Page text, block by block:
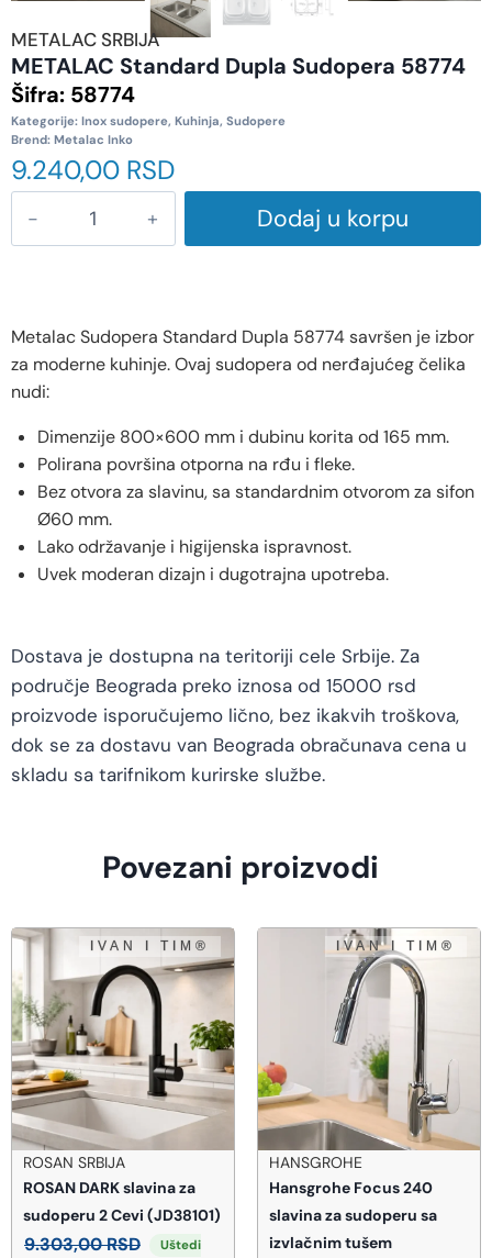
METALAC SRBIJA
METALAC Standard Dupla Sudopera 58774
Šifra: 58774
Kategorije: Inox sudopere, Kuhinja, Sudopere
Brend: Metalac Inko
9.240,00 RSD
Dodaj u korpu
Metalac Sudopera Standard Dupla 58774 savršen je izbor
za moderne kuhinje. Ovaj sudopera od nerđajućeg čelika
nudi:
Dimenzije 800×600 mm i dubinu korita od 165 mm.
Polirana površina otporna na rđu i fleke.
Bez otvora za slavinu, sa standardnim otvorom za sifon
Ø60 mm.
Lako održavanje i higijenska ispravnost.
Uvek moderan dizajn i dugotrajna upotreba.
Dostava je dostupna na teritoriji cele Srbije. Za
područje Beograda preko iznosa od 15000 rsd
proizvode isporučujemo lično, bez ikakvih troškova,
dok se za dostavu van Beograda obračunava cena u
skladu sa tarifnikom kurirske službe.
Povezani proizvodi
HANSGROHE
Hansgrohe Focus 240
slavina za sudoperu sa
izvlačnim tušem
HERZ
HERZ UNITAS
ventil 1/2″10b UH13003
1.360,00